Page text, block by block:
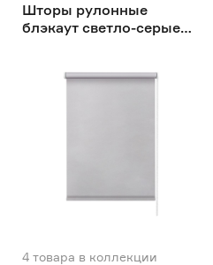
Шторы рулонные
блэкаут светло-серые
4 товара в коллекции